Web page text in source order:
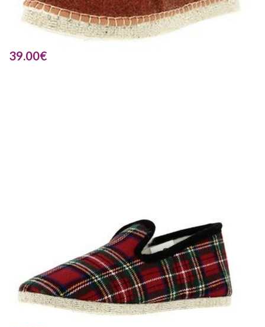
39.00€